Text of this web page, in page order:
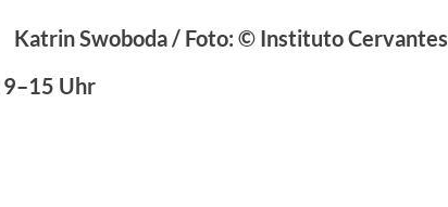
Katrin Swoboda / Foto: © Instituto Cervantes
9–15 Uhr